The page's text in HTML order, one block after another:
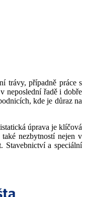
trávy, případně práce s
neposlední řadě i dobře
kde je důraz na
úprava je klíčová
nezbytností nejen v
Stavebnictví a speciální